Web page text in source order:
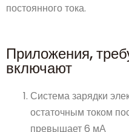
постоянного тока.
Приложения,
включают
Система зарядки
остаточным током
превышает 6 мА